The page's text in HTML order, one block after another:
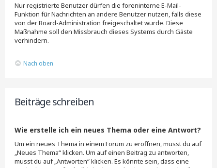
Nur registrierte Benutzer dürfen die foreninterne E-Mail-
Funktion für Nachrichten an andere Benutzer nutzen, falls diese
von der Board-Administration freigeschaltet wurde. Diese
Maßnahme soll den Missbrauch dieses Systems durch Gäste
verhindern.
Nach oben
Beiträge schreiben
Wie erstelle ich ein neues Thema oder eine Antwort?
Um ein neues Thema in einem Forum zu eröffnen, musst du auf
„Neues Thema“ klicken. Um auf einen Beitrag zu antworten,
musst du auf „Antworten“ klicken. Es könnte sein, dass eine